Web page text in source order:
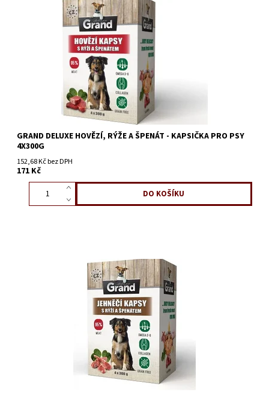
GRAND DELUXE HOVĚZÍ, RÝŽE A ŠPENÁT - KAPSIČKA PRO PSY
4X300G
152,68 Kč bez DPH
171 Kč